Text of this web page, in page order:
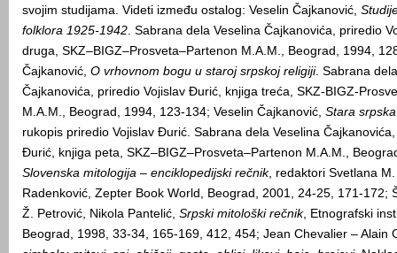
svojim studijama. Videti između ostalog: Veselin Čajkanović,
folklora 1925-1942. Sabrana dela Veselina Čajkanovića, priredio
druga, SKZ–BIGZ–Prosveta–Partenon M.A.M., Beograd, 1994,
Čajkanović, O vrhovnom bogu u staroj srpskoj religiji. Sabrana
Čajkanovića, priredio Vojislav Đurić, knjiga treća, SKZ-BIGZ-
M.A.M., Beograd, 1994, 123-134; Veselin Čajkanović, Stara
rukopis priredio Vojislav Đurić. Sabrana dela Veselina
Đurić, knjiga peta, SKZ–BIGZ–Prosveta–Partenon M.A.M.,
Slovenska mitologija – enciklopedijski rečnik, redaktori Svetlana
Radenković, Zepter Book World, Beograd, 2001, 24-25, 171-172;
Ž. Petrović, Nikola Pantelić, Srpski mitološki rečnik, Etnografski
Beograd, 1998, 33-34, 165-169, 412, 454; Jean Chevalier – Alain